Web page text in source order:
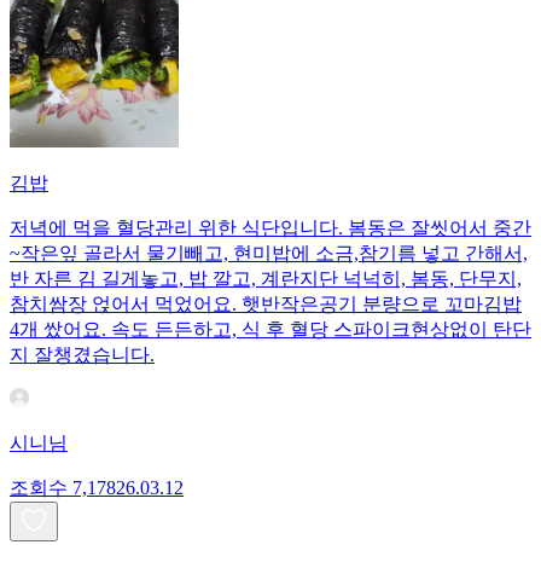
김밥
저녁에 먹을 혈당관리 위한 식단입니다. 봄동은 잘씻어서 중간
~작은잎 골라서 물기빼고, 현미밥에 소금,참기름 넣고 간해서,
반 자른 김 길게놓고, 밥 깔고, 계란지단 넉넉히, 봄동, 단무지,
참치쌈장 얹어서 먹었어요. 햇반작은공기 분량으로 꼬마김밥
4개 쌌어요. 속도 든든하고, 식 후 혈당 스파이크현상없이 탄단
지 잘챙겼습니다.
시니님
조회수 7,17826.03.12